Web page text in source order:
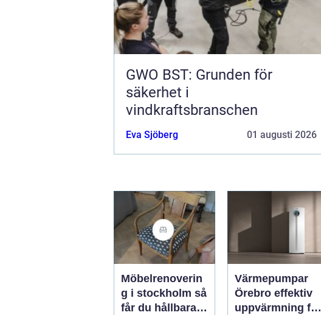
GWO BST: Grunden för
säkerhet i
vindkraftsbranschen
Eva Sjöberg 01 augusti 2026
Möbelrenoverin
g i stockholm så
får du hållbara
Värmepumpar
Örebro effektiv
uppvärmning för